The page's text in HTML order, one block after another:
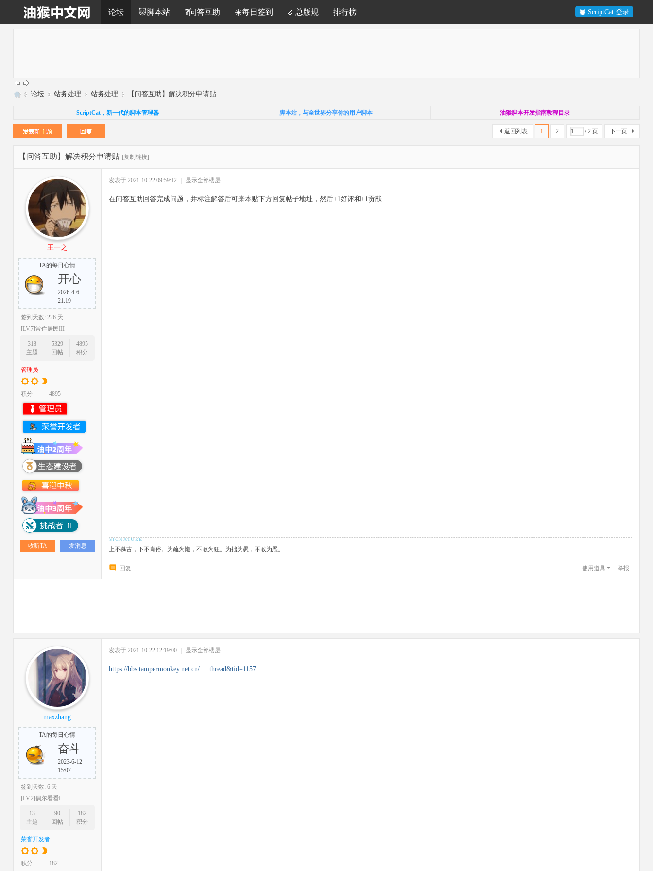
ScriptCat 登录
论坛 🐱脚本站 ❓问答互助 ☀️每日签到 📏总版规 排行榜
中
» 论坛 › 站务处理 › 站务处理 › 【问答互助】解决积分申请贴
ScriptCat，新一代的脚本管理器 脚本站，与全世界分享你的用户脚本 油猴脚本开发指南教程目录
1 2 / 2 页 下一页
返回列表
【问答互助】解决积分申请贴 [复制链接]
王一之
TA的每日心情
开心
2026-4-6
21:19
签到天数: 226 天
[LV.7]常住居民III
318
主题
5329
回帖
4895
积分
管理员
积分 4895
收听TA 发消息
发表于 2021-10-22 09:59:12 显示全部楼层
在问答互助回答完成问题，并标注解答后可来本贴下方回复帖子地址，然后+1好评和+1贡献
上不慕古，下不肖俗。为疏为懒，不敢为狂。为拙为愚，不敢为恶。
回复 使用道具 举报
maxzhang
TA的每日心情
奋斗
2023-6-12
15:07
签到天数: 6 天
[LV.2]偶尔看看I
13
主题
90
回帖
182
积分
荣誉开发者
积分 182
发表于 2021-10-22 12:19:00 显示全部楼层
https://bbs.tampermonkey.net.cn/ ... thread&tid=1157